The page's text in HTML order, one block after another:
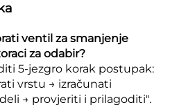
ventil za smanjenje
za odabir?
5-jezgro korak postupak:
vrstu → izračunati
→ provjeriti i prilagoditi".